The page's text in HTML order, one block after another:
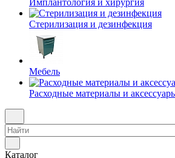
Имплантология и хирургия
Стерилизация и дезинфекция
Мебель
Расходные материалы и
Каталог